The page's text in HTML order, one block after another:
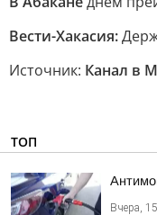
Вести-Хакасия:
Источник: Канал в
ТОП
Вчера,